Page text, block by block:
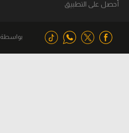
أحصل على التطبيق
بواسطة